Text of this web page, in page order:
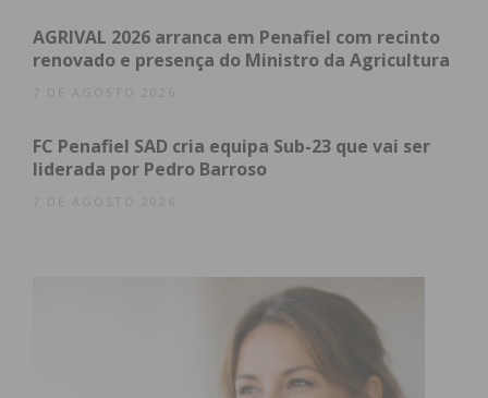
uma política de proximidade, estarão disponíveis
em cada uma das freguesias, nas datas e locais que
Subscreva a newsletter do
Assine nossa newsletter por e-mail e
obtenha de forma regular a informação
atualizada.
AGRIVAL 2026 arranca em Penafiel com recinto
renovado e presença do Ministro da Agricultura
7 DE AGOSTO 2026
FC Penafiel SAD cria equipa Sub-23 que vai ser
liderada por Pedro Barroso
7 DE AGOSTO 2026